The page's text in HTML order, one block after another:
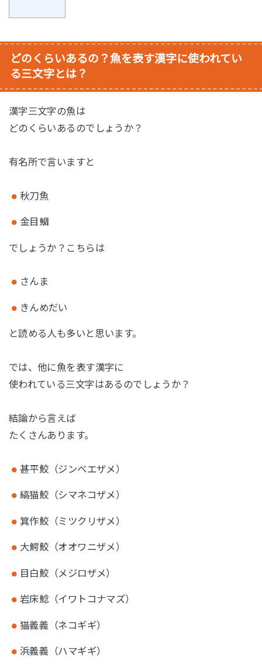
どのくらいあるの？魚を表す漢字に使われてい
る三文字とは？
漢字三文字の魚は
どのくらいあるのでしょうか？
有名所で言いますと
秋刀魚
金目鯛
でしょうか？こちらは
さんま
きんめだい
と読める人も多いと思います。
では、他に魚を表す漢字に
使われている三文字はあるのでしょうか？
結論から言えば
たくさんあります。
甚平鮫（ジンベエザメ）
縞猫鮫（シマネコザメ）
箕作鮫（ミツクリザメ）
大鰐鮫（オオワニザメ）
目白鮫（メジロザメ）
岩床鯰（イワトコナマズ）
猫義義（ネコギギ）
浜義義（ハマギギ）